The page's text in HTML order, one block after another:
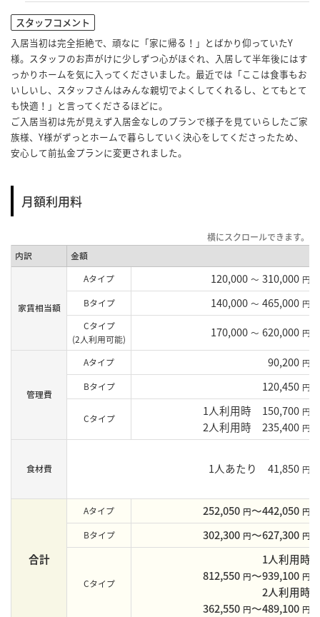
スタッフコメント
入居当初は完全拒絶で、頑なに「家に帰る！」とばかり仰っていたY
様。スタッフのお声がけに少しずつ心がほぐれ、入居して半年後にはす
っかりホームを気に入ってくださいました。最近では「ここは食事もお
いしいし、スタッフさんはみんな親切でよくしてくれるし、とてもとて
も快適！」と言ってくださるほどに。
ご入居当初は先が見えず入居金なしのプランで様子を見ていらしたご家
族様、Y様がずっとホームで暮らしていく決心をしてくださったため、
安心して前払金プランに変更されました。
月額利用料
内訳 金額
家賃相当額
Aタイプ 120,000 ～ 310,000 円
Bタイプ 140,000 ～ 465,000 円
Cタイプ
(2人利用可能)
170,000 ～ 620,000 円
管理費
Aタイプ 90,200 円
Bタイプ 120,450 円
Cタイプ 1人利用時 150,700 円
2人利用時 235,400 円
食材費 1人あたり 41,850 円
合計
Aタイプ 252,050 円〜442,050 円
Bタイプ 302,300 円〜627,300 円
Cタイプ
1人利用時
812,550 円〜939,100 円
2人利用時
362,550 円〜489,100 円